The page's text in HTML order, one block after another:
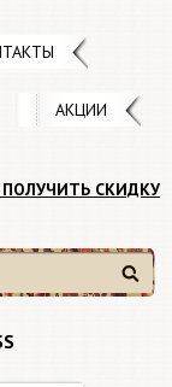
АКЦИИ
ПОЛУЧИТЬ СКИДКУ
Найти